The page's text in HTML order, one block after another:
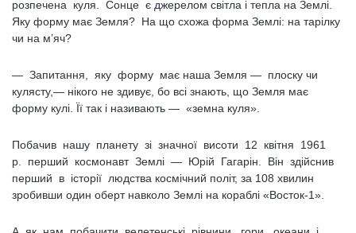
розпечена куля. Сонце є джерелом світла і тепла на Землі.
Яку форму має Земля? На що схожа форма Землі: на тарілку
чи на м’яч?
— Запитання, яку форму має наша Земля — плоску чи
кулясту,— нікого не здивує, бо всі знають, що Земля має
форму кулі. Її так і називають — «земна куля».
Побачив нашу планету зі значної висоти 12 квітня 1961
р. перший космонавт Землі — Юрій Гагарін. Він здійснив
перший в історії людства космічний політ, за 108 хвилин
зробивши один оберт навколо Землі на кораблі «Восток-1».